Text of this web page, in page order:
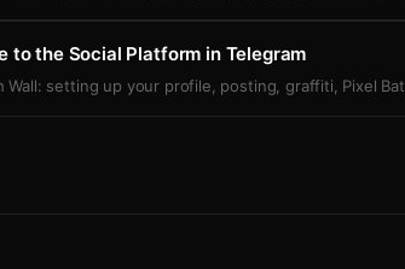
to the Social Platform in Telegram
setting up your profile, posting, graffiti, Pixel Bat